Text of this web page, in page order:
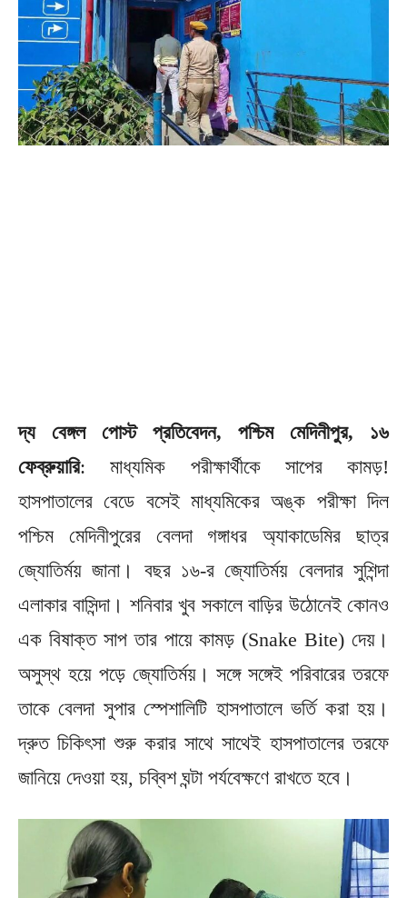
দ্য বেঙ্গল পোস্ট প্রতিবেদন, পশ্চিম মেদিনীপুর, ১৬
ফেব্রুয়ারি: মাধ্যমিক পরীক্ষার্থীকে সাপের কামড়!
হাসপাতালের বেডে বসেই মাধ্যমিকের অঙ্ক পরীক্ষা দিল
পশ্চিম মেদিনীপুরের বেলদা গঙ্গাধর অ্যাকাডেমির ছাত্র
জ্যোতির্ময় জানা। বছর ১৬-র জ্যোতির্ময় বেলদার সুশিন্দা
এলাকার বাসিন্দা। শনিবার খুব সকালে বাড়ির উঠোনেই কোনও
এক বিষাক্ত সাপ তার পায়ে কামড় (Snake Bite) দেয়।
অসুস্থ হয়ে পড়ে জ্যোতির্ময়। সঙ্গে সঙ্গেই পরিবারের তরফে
তাকে বেলদা সুপার স্পেশালিটি হাসপাতালে ভর্তি করা হয়।
দ্রুত চিকিৎসা শুরু করার সাথে সাথেই হাসপাতালের তরফে
জানিয়ে দেওয়া হয়, চব্বিশ ঘন্টা পর্যবেক্ষণে রাখতে হবে।